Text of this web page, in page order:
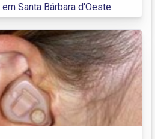
Santa Bárbara d'Oeste